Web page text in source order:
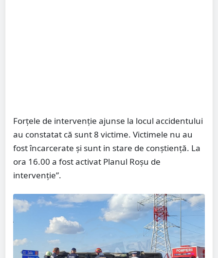
Forțele de intervenție ajunse la locul accidentului
au constatat că sunt 8 victime. Victimele nu au
fost încarcerate și sunt in stare de conștiență. La
ora 16.00 a fost activat Planul Roșu de
intervenție”.